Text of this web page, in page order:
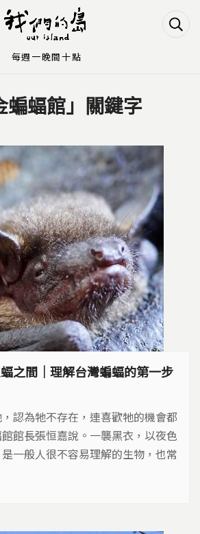
Jump to Navigation
to Main content
蝙蝠館」關鍵字
之間｜理解台灣蝙蝠的第一步
，認為牠不存在，連喜歡牠的機會都
館長張恒嘉說。一襲黑衣，以夜色
一般人很不容易理解的生物，也常
心傷害到牠們。人與蝙蝠，相安無
。
每週一晚間十點